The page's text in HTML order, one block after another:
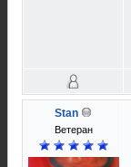
Stan
Ветеран